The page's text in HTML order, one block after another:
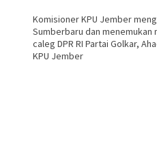
Komisioner KPU Jember
Sumberbaru dan menemukan
caleg DPR RI Partai Golkar,
KPU Jember